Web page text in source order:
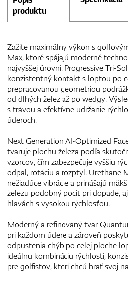
produktu
Zažite maximálny výkon s
Max, ktoré spájajú moderné
najvyššej úrovni. Progressive Tri-
konzistentný kontakt s loptou po
prepracovanou geometriou
od dlhých želez až po wedgy.
s trávou a efektívne udržanie
úderoch.
Next Generation AI-Optimized
tvaruje plochu železa podľa
vzorcov, čím zabezpečuje vyššiu
odpal, rotáciu a rozptyl. Urethane
nežiadúce vibrácie a prinášajú
železu podobný pocit pri dopade,
hlavách s vysokou rýchlosťou.
Moderný a refinovaný tvar
pri každom údere a zároveň
odpustenia chýb po celej ploche
ideálnu kombináciu rýchlosti,
pre golfistov, ktorí chcú hrať svoj